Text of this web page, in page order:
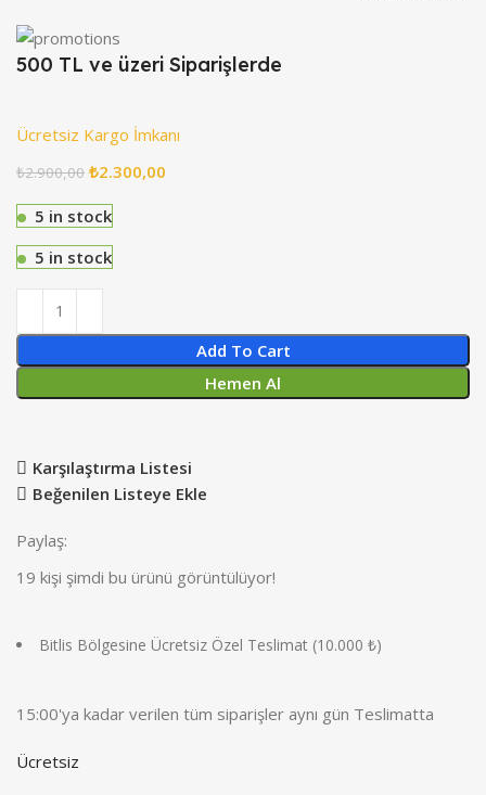
500 TL ve üzeri Siparişlerde
Ücretsiz Kargo İmkanı
₺2.900,00 ₺2.300,00
5 in stock
5 in stock
Add To Cart
Hemen Al
Karşılaştırma Listesi
Beğenilen Listeye Ekle
Paylaş:
19 kişi şimdi bu ürünü görüntülüyor!
Bitlis Bölgesine Ücretsiz Özel Teslimat (10.000 ₺)
15:00'ya kadar verilen tüm siparişler aynı gün Teslimatta
Ücretsiz